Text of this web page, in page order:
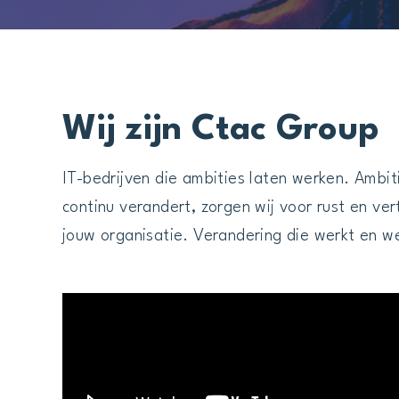
Wij zijn Ctac Group
IT-bedrijven die ambities laten werken.
continu verandert, zorgen wij voor rust en
jouw organisatie. Verandering die werkt en